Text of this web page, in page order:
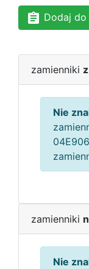
Dodaj
zamienniki z
Nie
zamienniki
Nie